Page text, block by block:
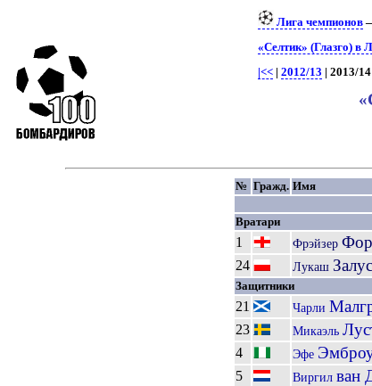
Лига чемпионов
«Селтик» (Глазго) в
|<< |2012/13 | 2013/14
№ Гражд. Имя
Вратари
1 Фрэйзер
24
Лукаш
Защитники
21 Чарли
23
Микаэль
4
Эфе
5
Виргил ван